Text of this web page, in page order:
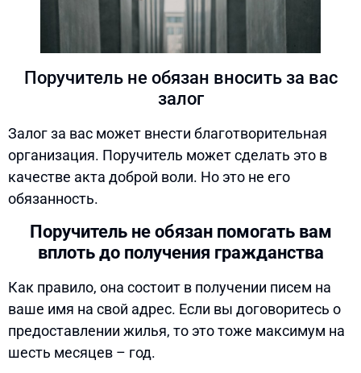
Поручитель не обязан вносить за вас
залог
Залог за вас может внести благотворительная
организация. Поручитель может сделать это в
качестве акта доброй воли. Но это не его
обязанность.
Поручитель не обязан помогать вам
вплоть до получения гражданства
Как правило, она состоит в получении писем на
ваше имя на свой адрес. Если вы договоритесь о
предоставлении жилья, то это тоже максимум на
шесть месяцев – год.